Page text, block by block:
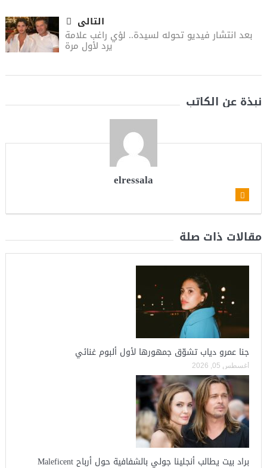
التالى
بعد انتشار فيديو تحوله لسيدة.. لؤي راغب علامة
يرد لأول مرة
نبذة عن الكاتب
elressala
مقالات ذات صلة
جنا عمرو دياب تشوّق جمهورها لأول ألبوم غنائي
أغسطس 05, 2026
براد بيت يطالب أنجلينا جولي بالشفافية حول أرباح Maleficent